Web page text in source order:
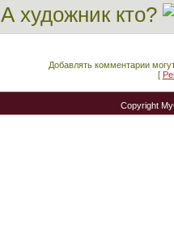
А художник кто?
Добавлять комментарии
[
Copyright